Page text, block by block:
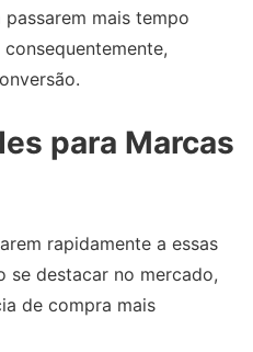
mais tempo
para Marcas
rapidamente a essas
se destacar no mercado,
de compra mais